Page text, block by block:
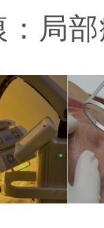
：局